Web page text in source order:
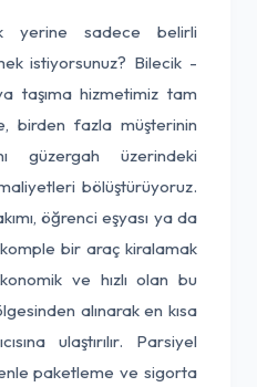
yerine sadece belirli
istiyorsunuz? Bilecik -
taşıma hizmetimiz tam
birden fazla müşterinin
güzergah üzerindeki
bölüştürüyoruz.
öğrenci eşyası ya da
bir araç kiralamak
ve hızlı olan bu
alınarak en kısa
ulaştırılır. Parsiyel
paketleme ve sigorta